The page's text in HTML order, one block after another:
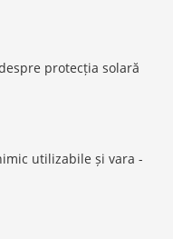
protecția solară
utilizabile și vara -